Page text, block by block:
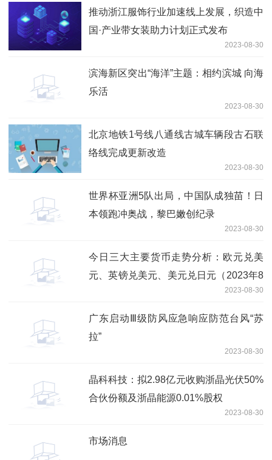
推动浙江服饰行业加速线上发展，织造中
国·产业带女装助力计划正式发布
2023-08-30
滨海新区突出“海洋”主题：相约滨城 向海
乐活
2023-08-30
北京地铁1号线八通线古城车辆段古石联
络线完成更新改造
2023-08-30
世界杯亚洲5队出局，中国队成独苗！日
本领跑冲奥战，黎巴嫩创纪录
2023-08-30
今日三大主要货币走势分析：欧元兑美
元、英镑兑美元、美元兑日元（2023年8
2023-08-30
广东启动Ⅲ级防风应急响应防范台风“苏
拉”
2023-08-30
晶科科技：拟2.98亿元收购浙晶光伏50%
合伙份额及浙晶能源0.01%股权
2023-08-30
市场消息